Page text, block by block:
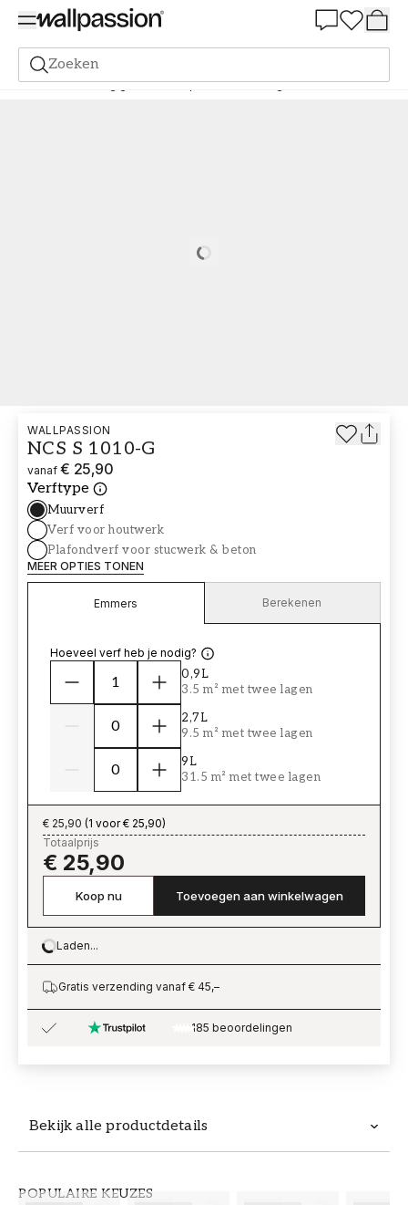
Zoeken
Verf Bestelling gebaseerd op NCS Bestelling door NCS 1010-G
Loading…
Bekijk alle productdetails
POPULAIRE KEUZES
WALLPASSION
NCS S 1010-G
vanaf € 25,90
Verftype
Muurverf
Verf voor houtwerk
Plafondverf voor stucwerk & beton
MEER OPTIES TONEN
Emmers Berekenen
Hoeveel verf heb je nodig?
0,9L
3.5 m² met twee lagen
2,7L
9.5 m² met twee lagen
9L
31.5 m² met twee lagen
€ 25,90 (1 voor € 25,90)
Totaalprijs
€ 25,90
Koop nu Toevoegen aan winkelwagen
Loading…
Laden...
Gratis verzending vanaf € 45,–
185 beoordelingen